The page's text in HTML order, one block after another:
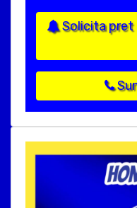
Solicita pret